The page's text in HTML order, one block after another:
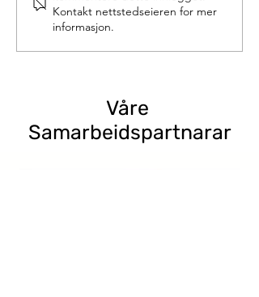
Kontakt nettstedseieren for mer
informasjon.
Våre
Samarbeidspartnarar